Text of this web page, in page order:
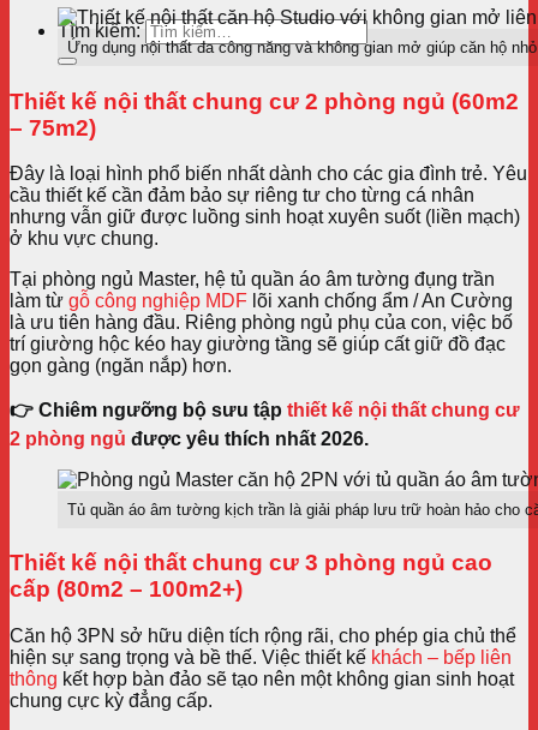
Tìm kiếm:
Ứng dụng nội thất đa công năng và không gian mở giúp căn hộ
Thiết kế nội thất chung cư 2 phòng ngủ (60m2
– 75m2)
Đây là loại hình phổ biến nhất dành cho các gia đình trẻ. Yêu
cầu thiết kế cần đảm bảo sự riêng tư cho từng cá nhân
nhưng vẫn giữ được luồng sinh hoạt xuyên suốt (liền mạch)
ở khu vực chung.
Tại phòng ngủ Master, hệ tủ quần áo âm tường đụng trần
làm từ gỗ công nghiệp MDF lõi xanh chống ẩm / An Cường
là ưu tiên hàng đầu. Riêng phòng ngủ phụ của con, việc bố
trí giường hộc kéo hay giường tầng sẽ giúp cất giữ đồ đạc
gọn gàng (ngăn nắp) hơn.
👉 Chiêm ngưỡng bộ sưu tập thiết kế nội thất chung cư
2 phòng ngủ được yêu thích nhất 2026.
Tủ quần áo âm tường kịch trần là giải pháp lưu trữ hoàn hảo cho
Thiết kế nội thất chung cư 3 phòng ngủ cao
cấp (80m2 – 100m2+)
Căn hộ 3PN sở hữu diện tích rộng rãi, cho phép gia chủ thể
hiện sự sang trọng và bề thế. Việc thiết kế khách – bếp liên
thông kết hợp bàn đảo sẽ tạo nên một không gian sinh hoạt
chung cực kỳ đẳng cấp.